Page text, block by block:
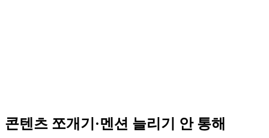
콘텐츠 쪼개기·멘션 늘리기 안 통해